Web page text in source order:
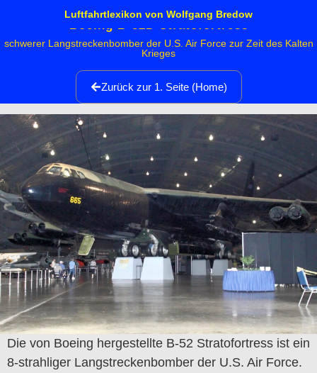
Luftfahrtlexikon von Wolfgang Bredow
Boeing B-52D Stratofortress
schwerer Langstreckenbomber der U.S. Air Force zur Zeit des Kalten
Krieges
Zurück zur 1. Seite (Home)
Die von Boeing hergestellte B-52 Stratofortress ist ein
8-strahliger Langstreckenbomber der U.S. Air Force.